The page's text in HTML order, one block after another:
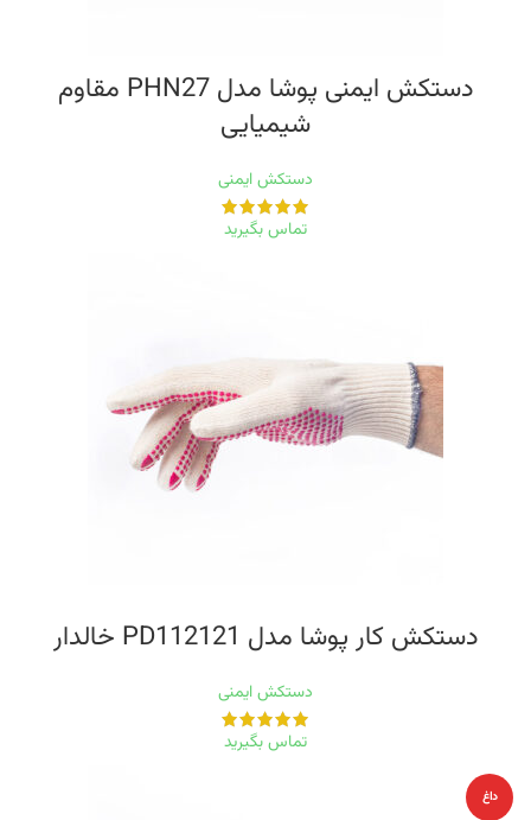
دستکش ایمنی پوشا مدل PHN27 مقاوم
شیمیایی
دستکش ایمنی
تماس بگیرید
دستکش کار پوشا مدل PD112121 خالدار
دستکش ایمنی
تماس بگیرید
داغ